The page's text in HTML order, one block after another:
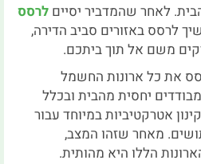
לאחר שהמדביר יסיים לרסס
לרסס באזורים סביב הדירה,
משם אל תוך ביתכם.
את כל ארונות החשמל
יחסית מהבית ובכלל
אטרקטיביות במיוחד עבור
מאחר שזהו המצב,
הללו היא מהותית.